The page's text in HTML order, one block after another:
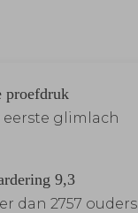
proefdruk
eerste glimlach
9,3
dan 2757 ouders